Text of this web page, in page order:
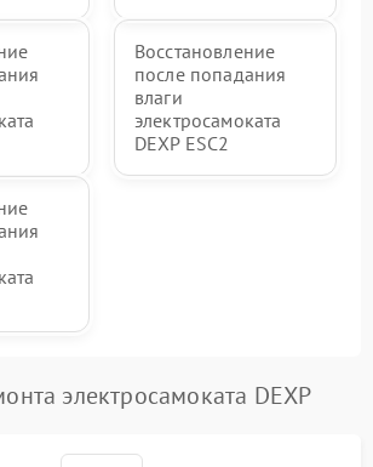
Восстановление
после попадания
влаги
электросамоката
DEXP ESC2
электросамоката DEXP